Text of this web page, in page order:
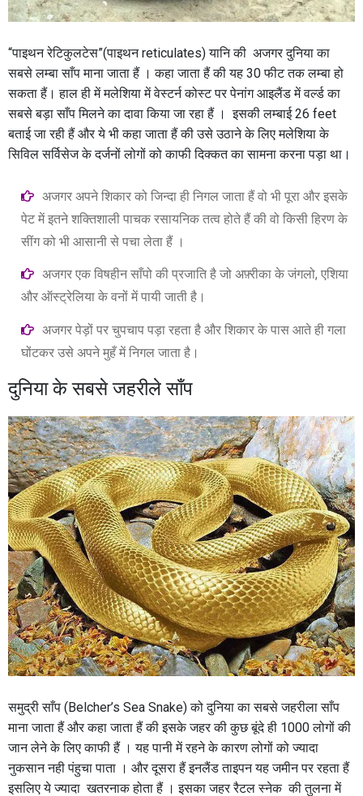
“पाइथन रेटिकुलटेस”(पाइथन reticulates) यानि की अजगर दुनिया का
सबसे लम्बा साँप माना जाता हैं । कहा जाता हैं की यह 30 फीट तक लम्बा हो
सकता हैं। हाल ही में मलेशिया में वेस्टर्न कोस्ट पर पेनांग आइलैंड में वर्ल्ड का
सबसे बड़ा साँप मिलने का दावा किया जा रहा हैं । इसकी लम्बाई 26 feet
बताई जा रही हैं और ये भी कहा जाता हैं की उसे उठाने के लिए मलेशिया के
सिविल सर्विसेज के दर्जनों लोगों को काफी दिक्कत का सामना करना पड़ा था।
अजगर अपने शिकार को जिन्दा ही निगल जाता हैं वो भी पूरा और इसके
पेट में इतने शक्तिशाली पाचक रसायनिक तत्व होते हैं की वो किसी हिरण के
सींग को भी आसानी से पचा लेता हैं ।
अजगर एक विषहीन साँपो की प्रजाति है जो अफ़्रीका के जंगलो, एशिया
और ऑस्ट्रेलिया के वनों में पायी जाती है।
अजगर पेड़ों पर चुपचाप पड़ा रहता है और शिकार के पास आते ही गला
घोंटकर उसे अपने मुहँ में निगल जाता है।
दुनिया के सबसे जहरीले साँप
समुद्री साँप (Belcher’s Sea Snake) को दुनिया का सबसे जहरीला साँप
माना जाता हैं और कहा जाता हैं की इसके जहर की कुछ बूंदे ही 1000 लोगों की
जान लेने के लिए काफी हैं । यह पानी में रहने के कारण लोगों को ज्यादा
नुकसान नही पंहुचा पाता । और दूसरा हैं इनलैंड ताइपन यह जमीन पर रहता हैं
इसलिए ये ज्यादा खतरनाक होता हैं । इसका जहर रैटल स्नेक की तुलना में